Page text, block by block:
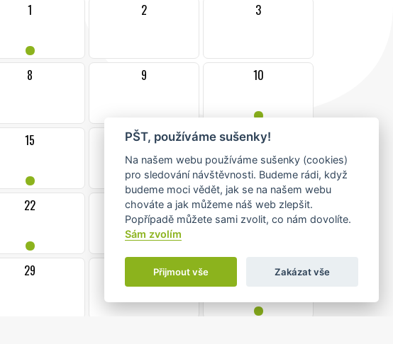
1
•
2 3
8 9 10
•
15
•
16 17
•
22
•
23 24
29
•
PŠT, používáme sušenky!
Na našem webu používáme sušenky (cookies)
pro sledování návštěvnosti. Budeme rádi, když
budeme moci vědět, jak se na našem webu
chováte a jak můžeme náš web zlepšit.
Popřípadě můžete sami zvolit, co nám dovolíte.
Sám zvolím
Přijmout vše Zakázat vše